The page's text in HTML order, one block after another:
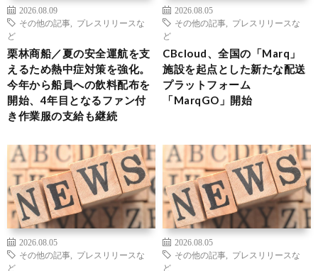
2026.08.09
その他の記事
プレスリリースな
ど
栗林商船／夏の安全運航を支
えるため熱中症対策を強化。
今年から船員への飲料配布を
開始、4年目となるファン付
き作業服の支給も継続
2026.08.05
その他の記事
プレスリリースな
ど
CBcloud、全国の「Marq」
施設を起点とした新たな配送
プラットフォーム
「MarqGO」開始
2026.08.05
その他の記事
プレスリリースな
ど
2026.08.05
その他の記事
プレスリリースな
ど